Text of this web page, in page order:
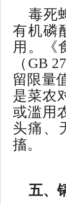
毒死
有机磷
用。《
（ GB
留限量
是菜农
或滥用
头痛、
搐。
五、